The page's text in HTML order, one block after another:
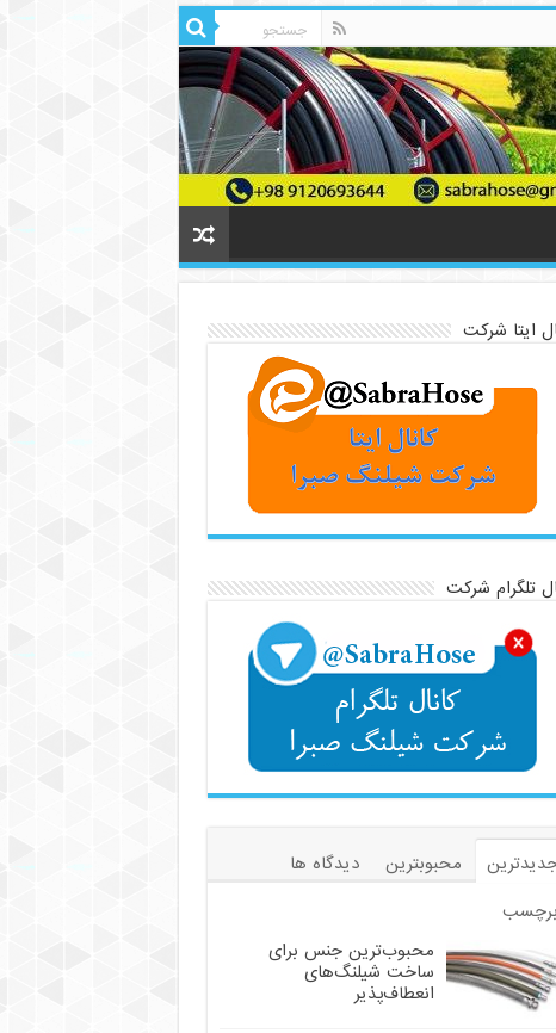
ایتا شرکت
تلگرام شرکت
محبوبترین
دیدگاه ها
برچسب
محبوب‌ترین جنس برای
ساخت شیلنگ‌های
انعطاف‌پذیر